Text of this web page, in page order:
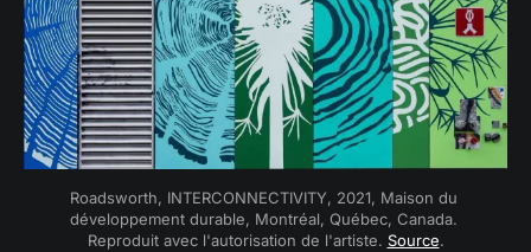
Roadsworth, INTERCONNECTIVITY, 2021, Maison du
développement durable, Montréal, Québec, Canada.
Reproduit avec l'autorisation de l'artiste. Source.